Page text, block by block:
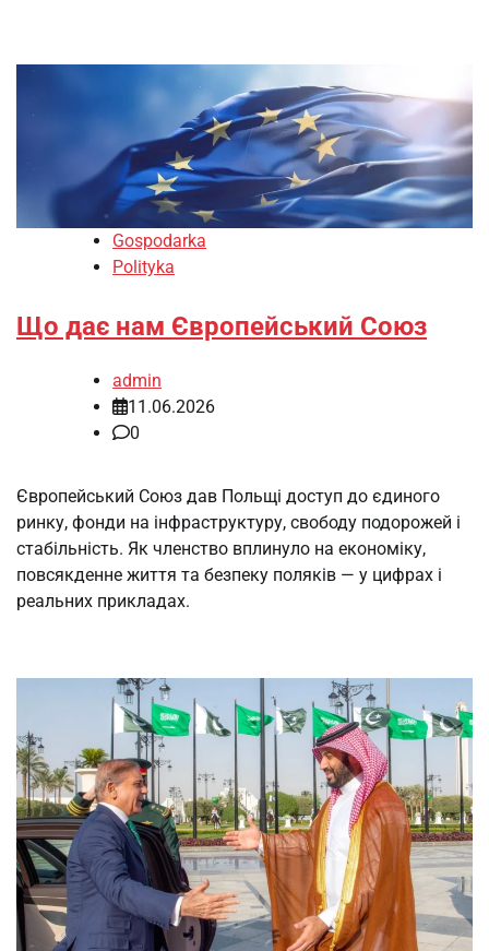
Gospodarka
Polityka
Що дає нам Європейський Союз
admin
11.06.2026
0
Європейський Союз дав Польщі доступ до єдиного
ринку, фонди на інфраструктуру, свободу подорожей і
стабільність. Як членство вплинуло на економіку,
повсякденне життя та безпеку поляків — у цифрах і
реальних прикладах.